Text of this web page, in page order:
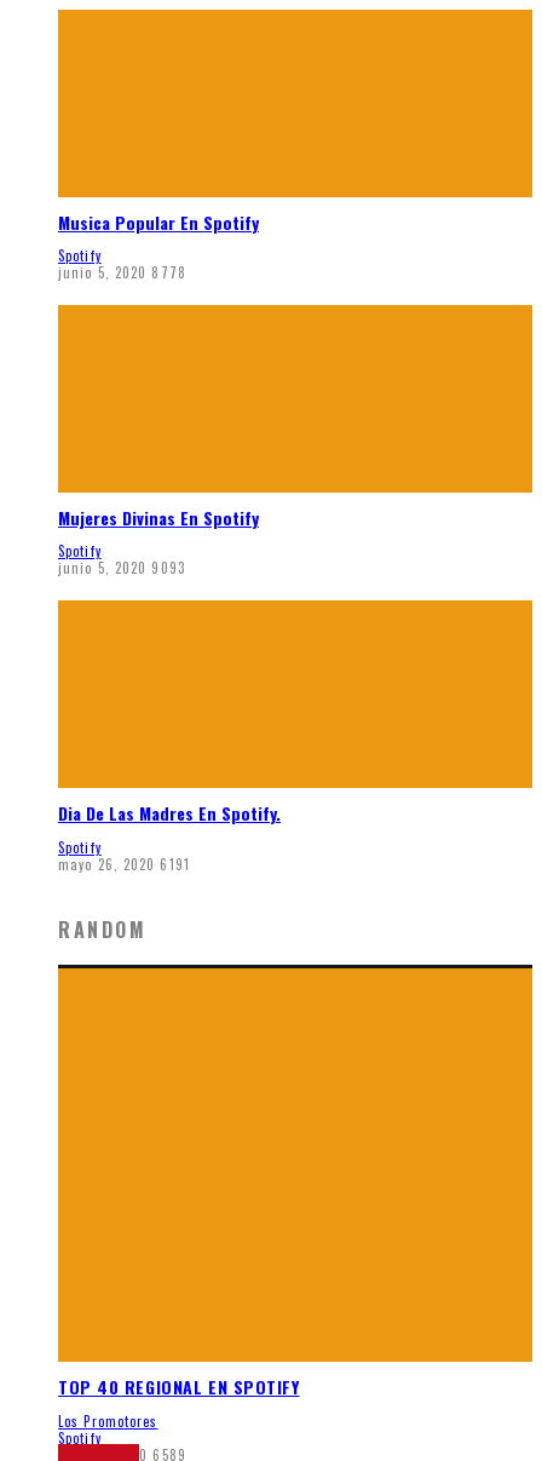
Musica Popular En Spotify
Spotify
junio 5, 2020 8778
Mujeres Divinas En Spotify
Spotify
junio 5, 2020 9093
Dia De Las Madres En Spotify.
Spotify
mayo 26, 2020 6191
RANDOM
TOP 40 REGIONAL EN SPOTIFY
Los Promotores
Spotify
junio 8, 2020 6589